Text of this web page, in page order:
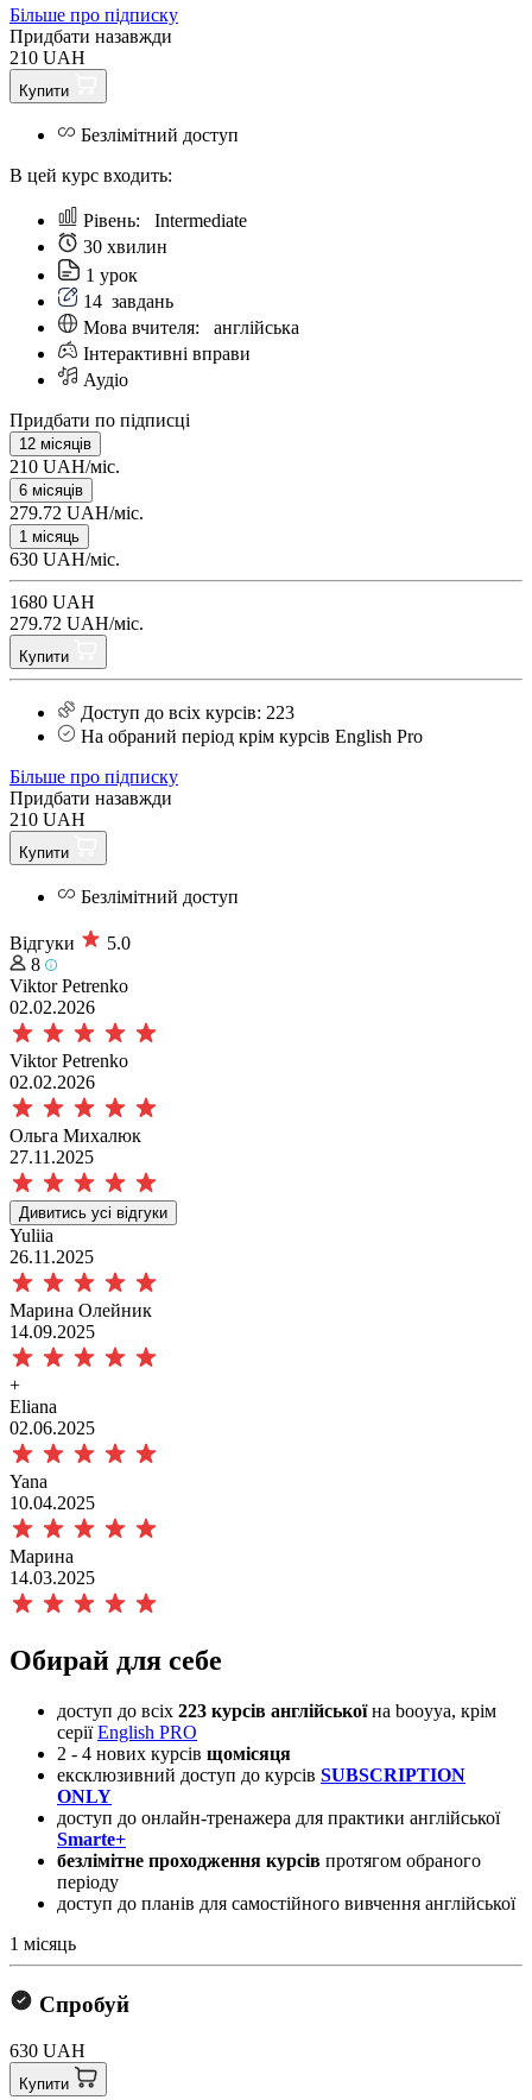
Більше про підписку
Придбати назавжди
210 UAH
Купити
Безлімітний доступ
В цей курс входить:
Рівень: Intermediate
30 хвилин
1 урок
14 завдань
Мова вчителя: англійська
Інтерактивні вправи
Аудіо
Придбати по підписці
12 місяців
210 UAH/міс.
6 місяців
279.72 UAH/міс.
1 місяць
630 UAH/міс.
1680 UAH
279.72 UAH/міс.
Купити
Доступ до всіх курсів: 223
На обраний період крім курсів English Pro
Більше про підписку
Придбати назавжди
210 UAH
Купити
Безлімітний доступ
Відгуки
5.0
8
Viktor Petrenko
02.02.2026
Viktor Petrenko
02.02.2026
Ольга Михалюк
27.11.2025
Дивитись усі відгуки
Yuliia
26.11.2025
Марина Олейник
14.09.2025
+
Eliana
02.06.2025
Yana
10.04.2025
Марина
14.03.2025
Обирай для себе
доступ до всіх 223 курсів англійськоїна booyya, крім
серіїEnglish PRO
​2 - 4 нових курсів щомісяця
ексклюзивний доступ до курсів SUBSCRIPTION
ONLY
доступ до онлайн-тренажера для практики англійської
Smarte+
безлімітне проходження курсів протягом обраного
періоду
доступ до планів для самостійного вивчення англійської
1 місяць
Спробуй
630 UAH
Купити